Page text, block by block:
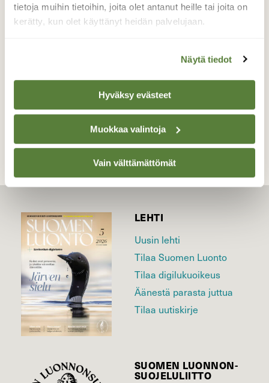
tietoja muihin tietoihin, joita olet antanut heille tai joita on
kerätty, kun olet käyttänyt heidän palvelujaan.
Näytä tiedot
Hyväksy evästeet
Muokkaa valintoja
Vain välttämättömät
Rannat ovat hiljentyneet, vain muistoksi
untuva jätetty. Nähdään taas ensi keväänä!
Valokuvaaja: Jaana Talvinen, Heinola 26.9.2016
LEHTI
Uusin lehti
Tilaa Suomen Luonto
Tilaa digilukuoikeus
Äänestä parasta juttua
Tilaa uutiskirje
SUOMEN LUONNON­
SUOJELU­LIITTO